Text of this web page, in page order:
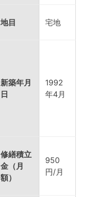
地目 宅地
新築年月
日
1992
年4月
修繕積立
金（月
額）
950
円/月